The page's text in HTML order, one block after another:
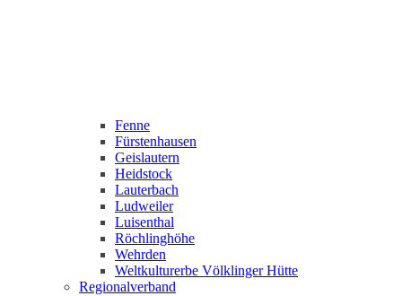
Fenne
Fürstenhausen
Geislautern
Heidstock
Lauterbach
Ludweiler
Luisenthal
Röchlinghöhe
Wehrden
Weltkulturerbe Völklinger Hütte
Regionalverband